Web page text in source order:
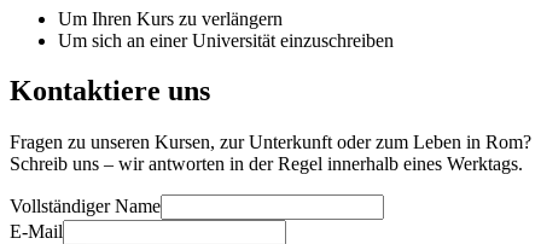
Um Ihren Kurs zu verlängern
Um sich an einer Universität einzuschreiben
Kontaktiere uns
Fragen zu unseren Kursen, zur Unterkunft oder zum Leben in Rom?
Schreib uns – wir antworten in der Regel innerhalb eines Werktags.
Vollständiger Name
E-Mail